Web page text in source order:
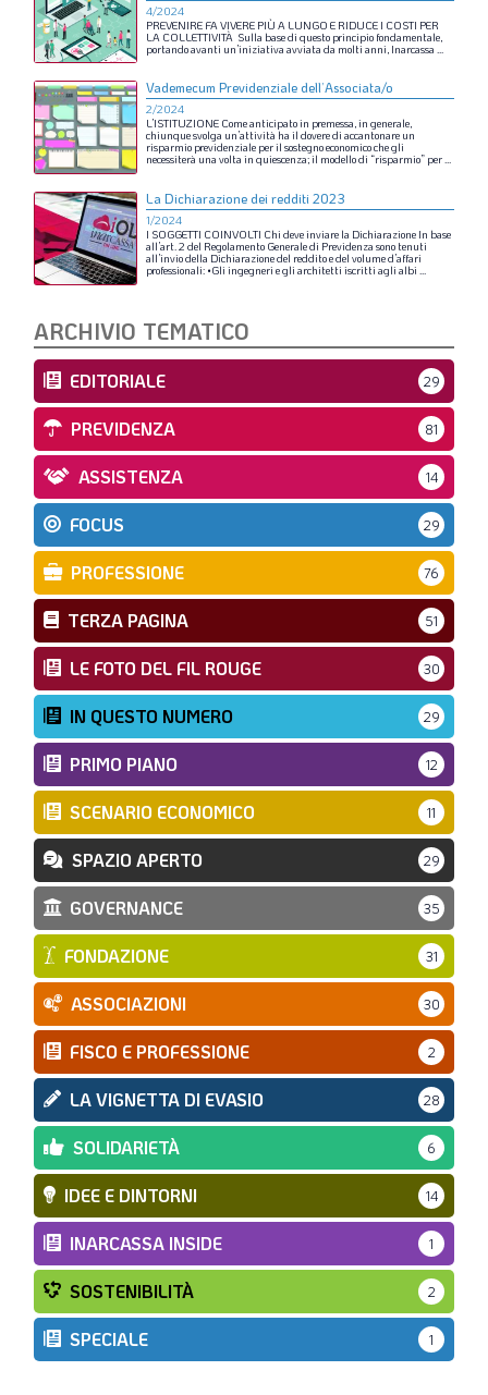
4/2024
PREVENIRE FAVIVERE PIÙ A LUNGO E RIDUCE I COSTI PER
LA COLLETTIVITÀ Sulla basedi questo principio fondamentale,
portandoavanti un’iniziativa avviata da molti anni, Inarcassa ...
Vademecum Previdenziale dell’Associata/o
2/2024
L’ISTITUZIONE Comeanticipatoin premessa,in generale,
chiunquesvolga un’attività ha il doveredi accantonare un
risparmio previdenziale peril sostegnoeconomicochegli
necessiterà una volta in quiescenza;il modellodi “risparmio” per...
La Dichiarazione dei redditi 2023
1/2024
I SOGGETTI COINVOLTI Chi deveinviare la Dichiarazione In base
all’art.2 del Regolamento Generaledi Previdenza sono tenuti
all’inviodella Dichiarazionedel redditoedel volumed’affari
professionali: •Gli ingegneri egli architetti iscritti agli albi ...
ARCHIVIO TEMATICO
EDITORIALE 29
PREVIDENZA 81
ASSISTENZA 14
FOCUS 29
PROFESSIONE 76
TERZA PAGINA 51
LE FOTO DEL FIL ROUGE 30
IN QUESTO NUMERO 29
PRIMO PIANO 12
SCENARIO ECONOMICO 11
SPAZIO APERTO 29
GOVERNANCE 35
FONDAZIONE 31
ASSOCIAZIONI 30
FISCO E PROFESSIONE 2
LA VIGNETTA DI EVASIO 28
SOLIDARIETÀ 6
IDEE E DINTORNI 14
INARCASSA INSIDE 1
SOSTENIBILITÀ 2
SPECIALE 1